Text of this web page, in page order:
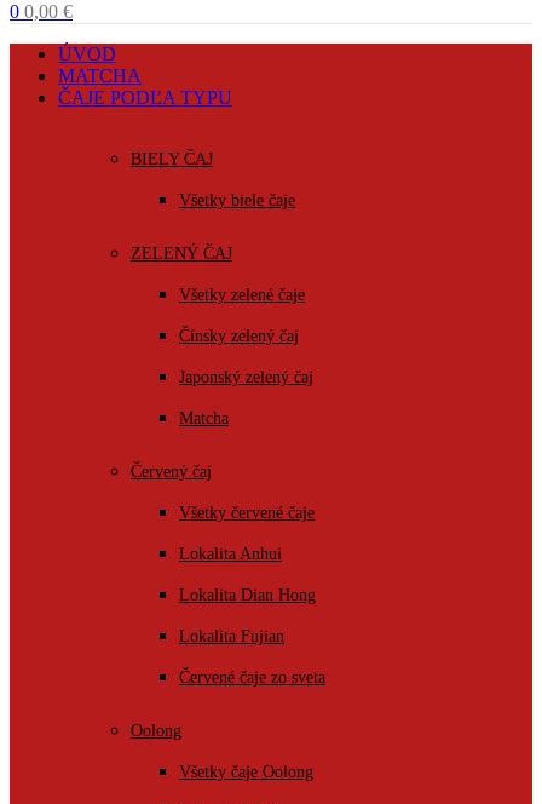
0 0,00 €
ÚVOD
MATCHA
ČAJE PODĽA TYPU
BIELY ČAJ
Všetky biele čaje
ZELENÝ ČAJ
Všetky zelené čaje
Čínsky zelený čaj
Japonský zelený čaj
Matcha
Červený čaj
Všetky červené čaje
Lokalita Anhui
Lokalita Dian Hong
Lokalita Fujian
Červené čaje zo sveta
Oolong
Všetky čaje Oolong